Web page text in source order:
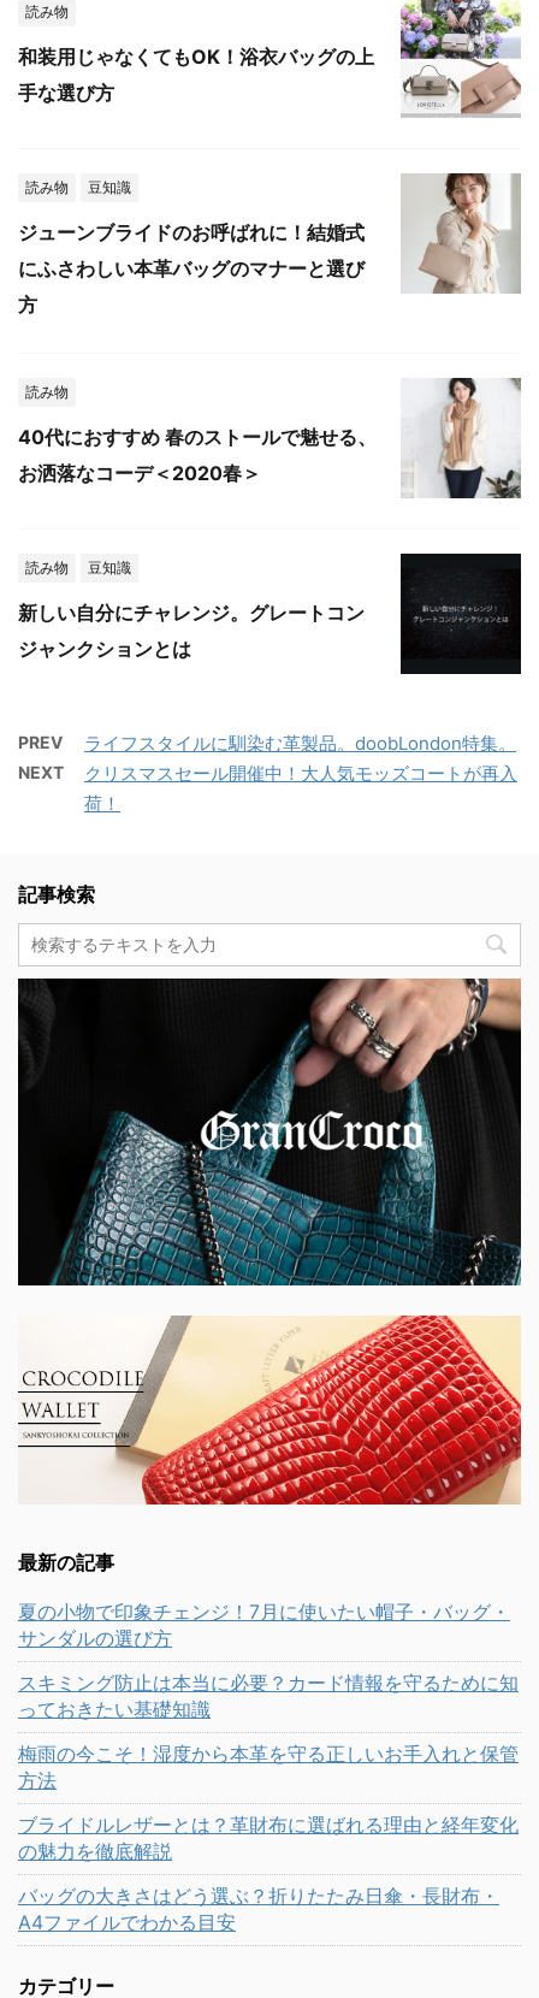
読み物
和装用じゃなくてもOK！浴衣バッグの上
手な選び方
読み物 豆知識
ジューンブライドのお呼ばれに！結婚式
にふさわしい本革バッグのマナーと選び
方
読み物
40代におすすめ 春のストールで魅せる、
お洒落なコーデ＜2020春＞
読み物 豆知識
新しい自分にチャレンジ。グレートコン
ジャンクションとは
PREV ライフスタイルに馴染む革製品。doobLondon特集。
NEXT
クリスマスセール開催中！大人気モッズコートが再入
荷！
記事検索
最新の記事
夏の小物で印象チェンジ！7月に使いたい帽子・バッグ・
サンダルの選び方
スキミング防止は本当に必要？カード情報を守るために知
っておきたい基礎知識
梅雨の今こそ！湿度から本革を守る正しいお手入れと保管
方法
ブライドルレザーとは？革財布に選ばれる理由と経年変化
の魅力を徹底解説
バッグの大きさはどう選ぶ？折りたたみ日傘・長財布・
A4ファイルでわかる目安
カテゴリー